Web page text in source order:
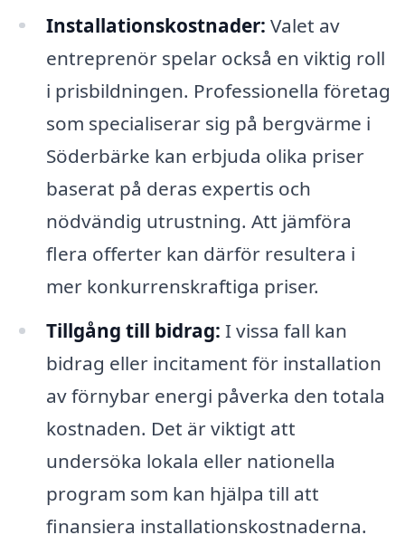
Installationskostnader: Valet av
entreprenör spelar också en viktig roll
i prisbildningen. Professionella företag
som specialiserar sig på bergvärme i
Söderbärke kan erbjuda olika priser
baserat på deras expertis och
nödvändig utrustning. Att jämföra
flera offerter kan därför resultera i
mer konkurrenskraftiga priser.
Tillgång till bidrag: I vissa fall kan
bidrag eller incitament för installation
av förnybar energi påverka den totala
kostnaden. Det är viktigt att
undersöka lokala eller nationella
program som kan hjälpa till att
finansiera installationskostnaderna.